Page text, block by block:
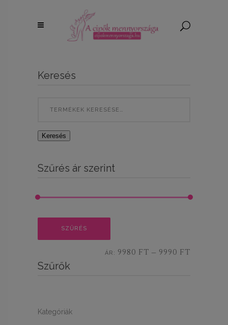
Keresés
Keresés
Szűrés ár szerint
SZŰRÉS
ÁR: 9980 FT — 9990 FT
Szűrők
Kategóriák